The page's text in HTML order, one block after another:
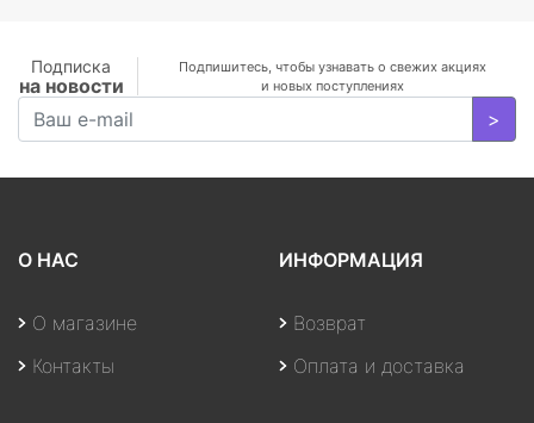
Подписка
на новости
Подпишитесь, чтобы узнавать о свежих акциях
и новых поступлениях
>
О НАС
О магазине
Контакты
ИНФОРМАЦИЯ
Возврат
Оплата и доставка